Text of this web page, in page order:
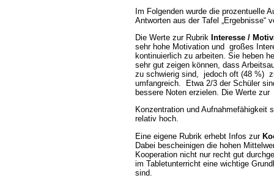
Im Folgenden wurde die prozentuelle
Antworten aus der Tafel „Ergebnisse“
Die Werte zur Rubrik Interesse /
sehr hohe Motivation und großes
kontinuierlich zu arbeiten. Sie heben
sehr gut zeigen können, dass
zu schwierig sind, jedoch oft (48 %)
umfangreich. Etwa 2/3 der Schüler
bessere Noten erzielen. Die Werte zur
Konzentration und Aufnahmefähigkeit
relativ hoch.
Eine eigene Rubrik erhebt Infos zur
Dabei bescheinigen die hohen
Kooperation nicht nur recht gut
im Tabletunterricht eine wichtige
sind.